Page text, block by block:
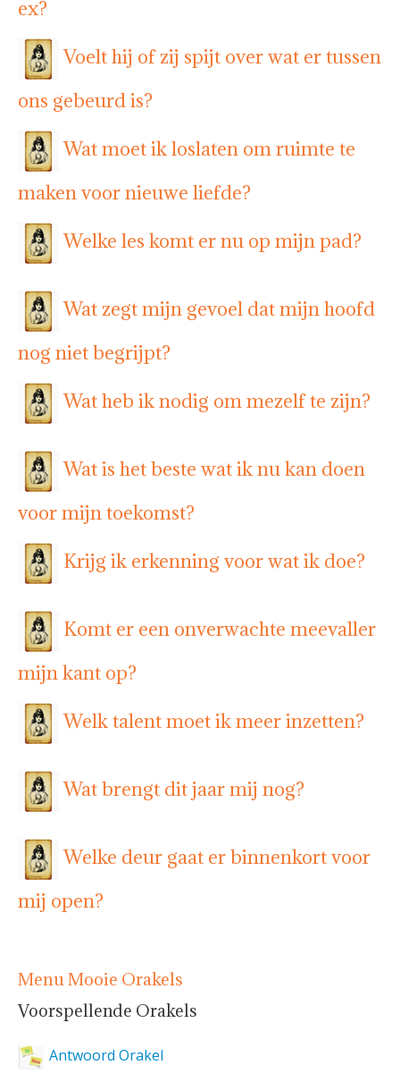
ex?
Voelt hij of zij spijt over wat er tussen
ons gebeurd is?
Wat moet ik loslaten om ruimte te
maken voor nieuwe liefde?
Welke les komt er nu op mijn pad?
Wat zegt mijn gevoel dat mijn hoofd
nog niet begrijpt?
Wat heb ik nodig om mezelf te zijn?
Wat is het beste wat ik nu kan doen
voor mijn toekomst?
Krijg ik erkenning voor wat ik doe?
Komt er een onverwachte meevaller
mijn kant op?
Welk talent moet ik meer inzetten?
Wat brengt dit jaar mij nog?
Welke deur gaat er binnenkort voor
mij open?
Menu Mooie Orakels
Voorspellende Orakels
Antwoord Orakel